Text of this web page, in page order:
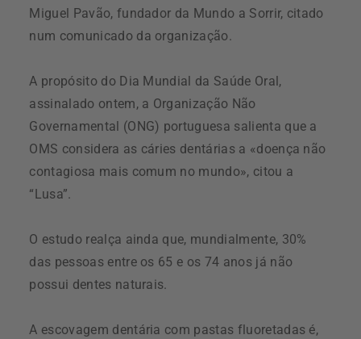
Miguel Pavão, fundador da Mundo a Sorrir, citado
num comunicado da organização.
A propósito do Dia Mundial da Saúde Oral,
assinalado ontem, a Organização Não
Governamental (ONG) portuguesa salienta que a
OMS considera as cáries dentárias a «doença não
contagiosa mais comum no mundo», citou a
“Lusa”.
O estudo realça ainda que, mundialmente, 30%
das pessoas entre os 65 e os 74 anos já não
possui dentes naturais.
A escovagem dentária com pastas fluoretadas é,